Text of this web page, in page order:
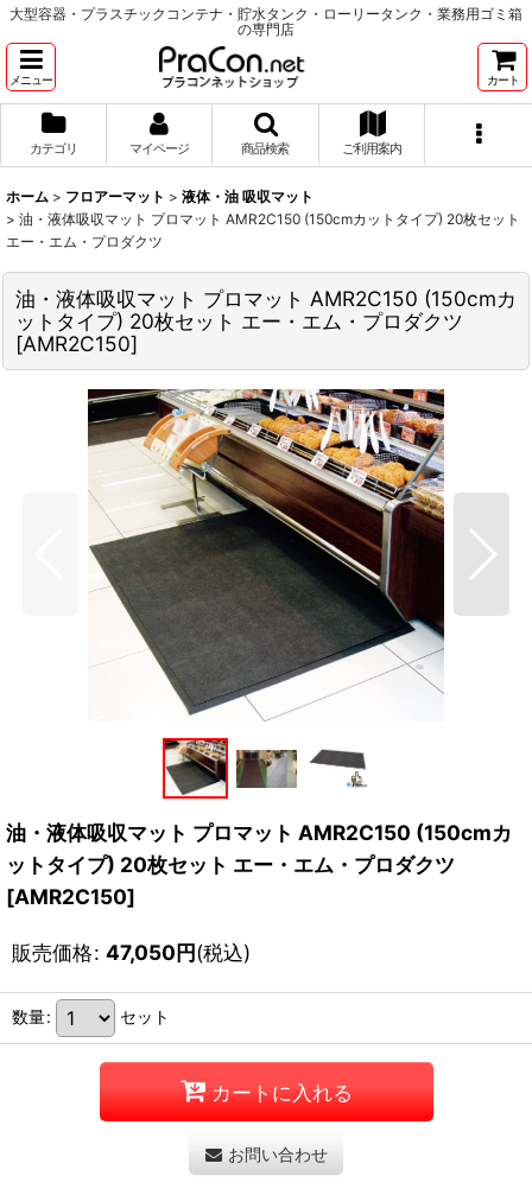
大型容器・プラスチックコンテナ・貯水タンク・ローリータンク・業務用ゴミ箱
の専門店
メニュー カート
カテゴリ マイページ 商品検索 ご利用案内
ホーム > フロアーマット > 液体・油 吸収マット
> 油・液体吸収マット プロマット AMR2C150 (150cmカットタイプ) 20枚セット
エー・エム・プロダクツ
油・液体吸収マット プロマット AMR2C150 (150cmカ
ットタイプ) 20枚セット エー・エム・プロダクツ
[AMR2C150]
油・液体吸収マット プロマット AMR2C150 (150cmカ
ットタイプ) 20枚セット エー・エム・プロダクツ
[AMR2C150]
販売価格: 47,050円(税込)
数量: セット
カートに入れる
お問い合わせ